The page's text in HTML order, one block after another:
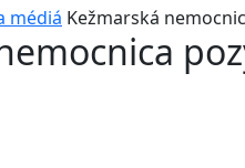
médiá Kežmarská